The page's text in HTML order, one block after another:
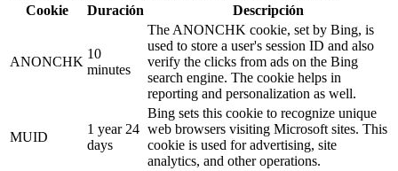
Cookie
Duración Descripción
ANONCHK
10
minutes
The ANONCHK cookie, set by Bing, is
used to store a user's session ID and also
verify the clicks from ads on the Bing
search engine. The cookie helps in
reporting and personalization as well.
MUID
1 year 24
days
Bing sets this cookie to recognize unique
web browsers visiting Microsoft sites. This
cookie is used for advertising, site
analytics, and other operations.